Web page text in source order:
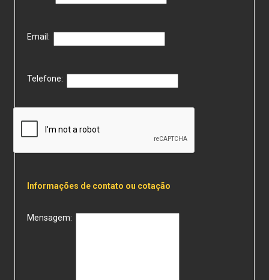
Email:
Telefone:
Informações de contato ou cotação
Mensagem: